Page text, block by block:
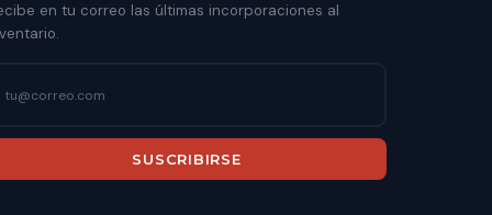
en tu correo las últimas incorporaciones al
SUSCRIBIRSE